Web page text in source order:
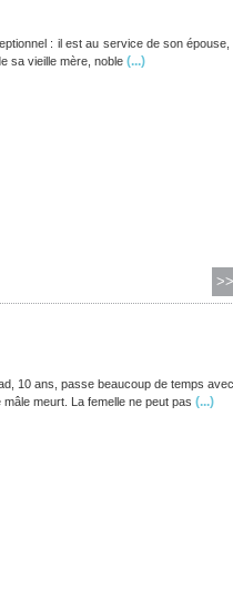
: il est au service de son
sa vieille mère, noble(...)
10 ans, passe beaucoup de temps
meurt. La femelle ne peut pas (...)